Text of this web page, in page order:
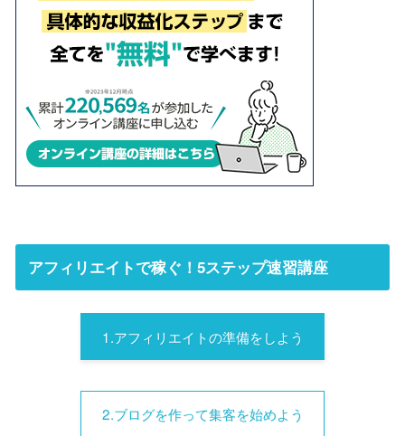
アフィリエイトで稼ぐ！5ステップ速習講座
1.アフィリエイトの準備をしよう
2.ブログを作って集客を始めよう